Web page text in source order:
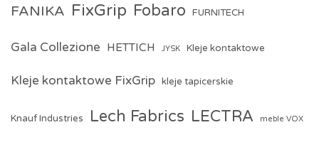
FANIKA FixGrip Fobaro FURNITECH
Gala Collezione HETTICH JYSK Kleje kontaktowe
Kleje kontaktowe FixGrip kleje tapicerskie
Knauf Industries Lech Fabrics LECTRA meble VOX